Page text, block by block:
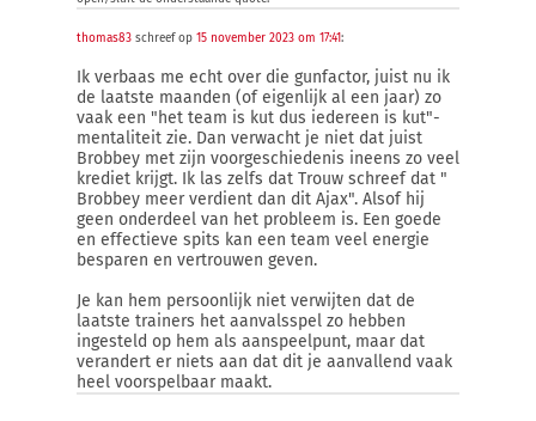
thomas83 schreef op 15 november 2023 om 17:41:
Ik verbaas me echt over die gunfactor, juist nu ik
de laatste maanden (of eigenlijk al een jaar) zo
vaak een "het team is kut dus iedereen is kut"-
mentaliteit zie. Dan verwacht je niet dat juist
Brobbey met zijn voorgeschiedenis ineens zo veel
krediet krijgt. Ik las zelfs dat Trouw schreef dat "
Brobbey meer verdient dan dit Ajax". Alsof hij
geen onderdeel van het probleem is. Een goede
en effectieve spits kan een team veel energie
besparen en vertrouwen geven.
Je kan hem persoonlijk niet verwijten dat de
laatste trainers het aanvalsspel zo hebben
ingesteld op hem als aanspeelpunt, maar dat
verandert er niets aan dat dit je aanvallend vaak
heel voorspelbaar maakt.